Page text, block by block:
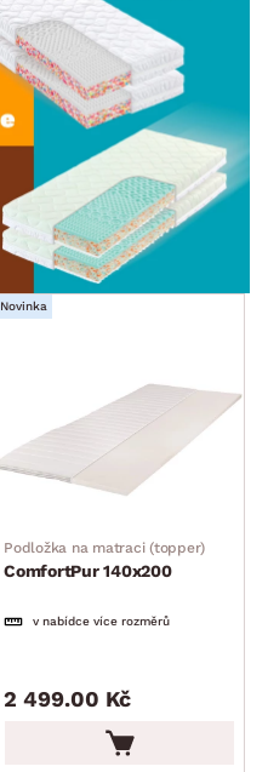
Novinka
Podložka na matraci (topper)
ComfortPur 140x200
v nabídce více rozměrů
2 499.00 Kč